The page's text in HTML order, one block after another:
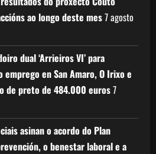
ao longo deste mes7 agosto
dual ‘Arrieiros VI’ para
en San Amaro, O Irixo e
de preto de 484.000 euros7
asinan o acordo do Plan
o benestar laboral e a